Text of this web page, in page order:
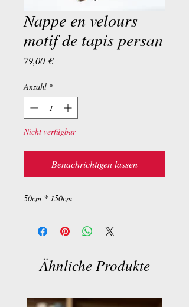
Nappe en velours
motif de tapis persan
79,00 €Preis
Anzahl *
Nicht verfügbar
Benachrichtigen lassen
50cm * 150cm
Ähnliche Produkte